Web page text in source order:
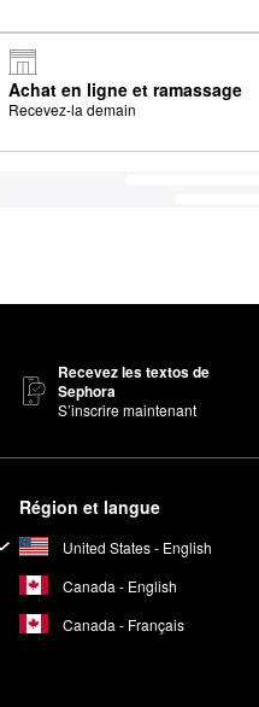
Achat en ligne et ramassage
Recevez-la demain
Recevez les textos de
Sephora
S’inscrire maintenant
Région et langue
United States - English
Canada - English
Canada - Français